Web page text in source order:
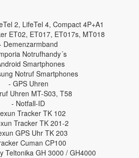
2, LifeTel 4, Compact 4P+A1
ET02, ET017, ET017s, MT018
Demenzarmband
Notrufhandy´s
Smartphones
Notruf Smartphones
- GPS Uhren
Uhren MT-S03, T58
- Notfall-ID
Tracker TK 102
Tracker TK 201-2
GPS Uhr TK 203
Cuman CP100
Teltonika GH 3000 / GH4000